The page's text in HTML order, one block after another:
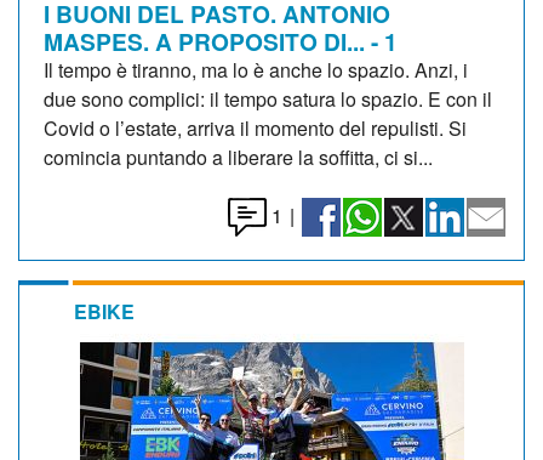
I BUONI DEL PASTO. ANTONIO
MASPES. A PROPOSITO DI... - 1
Il tempo è tiranno, ma lo è anche lo spazio. Anzi, i
due sono complici: il tempo satura lo spazio. E con il
Covid o l’estate, arriva il momento del repulisti. Si
comincia puntando a liberare la soffitta, ci si...
1 |
EBIKE